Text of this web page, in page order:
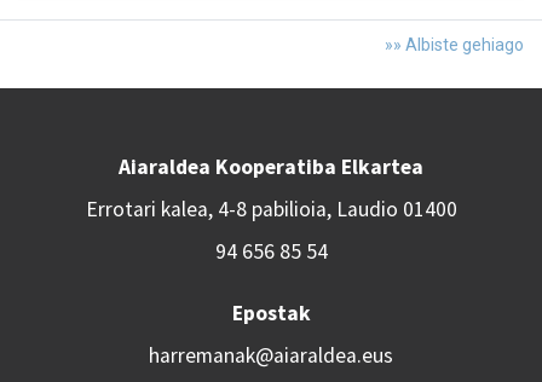
»» Albiste gehiago
Aiaraldea Kooperatiba Elkartea
Errotari kalea, 4-8 pabilioia, Laudio 01400
94 656 85 54
Epostak
harremanak@aiaraldea.eus